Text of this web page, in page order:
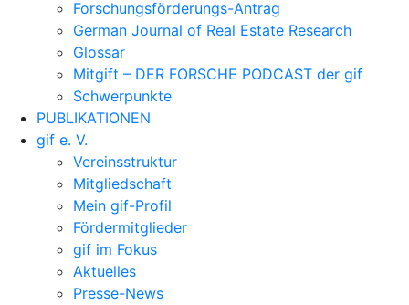
Forschungsförderungs-Antrag
German Journal of Real Estate Research
Glossar
Mitgift – DER FORSCHE PODCAST der gif
Schwerpunkte
PUBLIKATIONEN
gif e. V.
Vereinsstruktur
Mitgliedschaft
Mein gif-Profil
Fördermitglieder
gif im Fokus
Aktuelles
Presse-News